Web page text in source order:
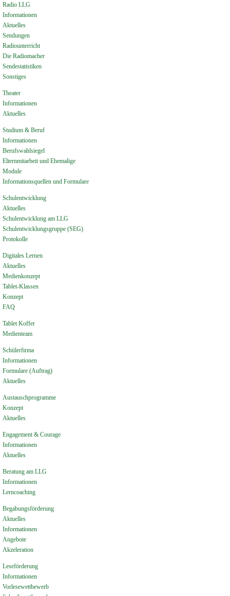
Radio LLG
Informationen
Aktuelles
Sendungen
Radiounterricht
Die Radiomacher
Sendestatistiken
Sonstiges
Theater
Informationen
Aktuelles
Studium & Beruf
Informationen
Berufswahlsiegel
Elternmitarbeit und Ehemalige
Module
Informationsquellen und Formulare
Schulentwicklung
Aktuelles
Schulentwicklung am LLG
Schulentwicklungsgruppe (SEG)
Protokolle
Digitales Lernen
Aktuelles
Medienkonzept
Tablet-Klassen
Konzept
FAQ
Tablet Koffer
Medienteam
Schülerfirma
Informationen
Formulare (Auftrag)
Aktuelles
Austauschprogramme
Konzept
Aktuelles
Engagement & Courage
Informationen
Aktuelles
Beratung am LLG
Informationen
Lerncoaching
Begabungsförderung
Aktuelles
Informationen
Angebote
Akzeleration
Leseförderung
Informationen
Vorlesewettbewerb